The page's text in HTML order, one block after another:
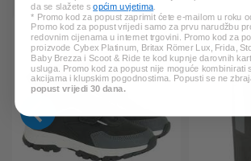
da se slažete sopćim uvjetima.
* Promo kod za popust zaprimit ćete e-mailom u roku
Promo kod za popust vrijedi samo za prvu narudžbu
redovnim cijenama u internet trgovini. Promo kod za
proizvode Cybex Platinum, Britax Römer Lux, Frida,
Baby Brezza i Scoot & Ride te kod kupnje darovnih
usluga. Promo kod za popust nije moguće kombinirati
akcijama i klupskim pogodnostima. Popusti se ne
popust vrijedi 30 dana.